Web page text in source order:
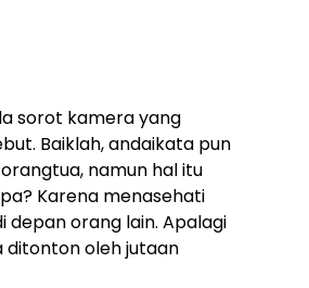
sorot kamera yang
Baiklah, andaikata pun
namun hal itu
Karena menasehati
orang lain. Apalagi
ditonton oleh jutaan